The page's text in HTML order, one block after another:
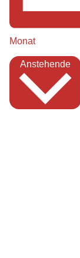
Monat
Anstehende